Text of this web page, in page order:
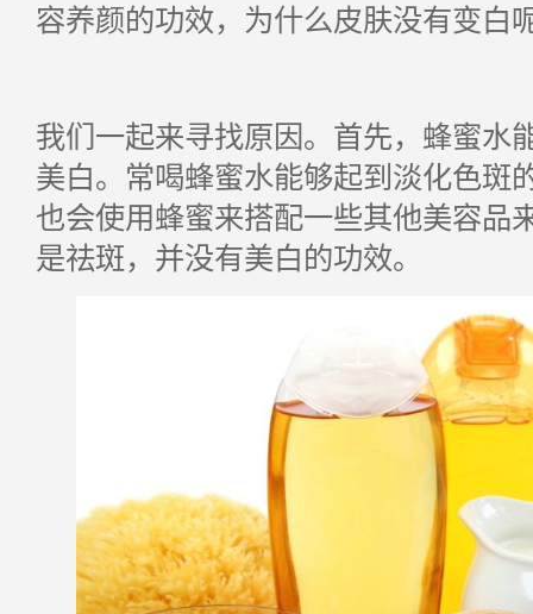
容养颜的功效，为什么皮肤没有变白
我们一起来寻找原因。首先，蜂蜜水
美白。常喝蜂蜜水能够起到淡化色斑
也会使用蜂蜜来搭配一些其他美容品
是祛斑，并没有美白的功效。